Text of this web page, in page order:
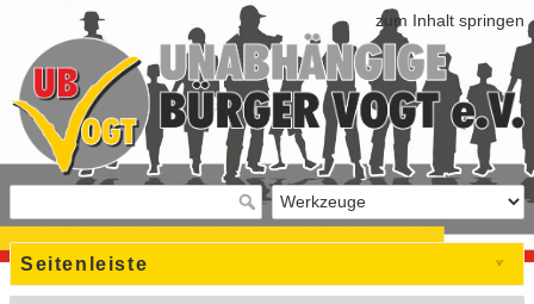
zum Inhalt springen
Seitenleiste